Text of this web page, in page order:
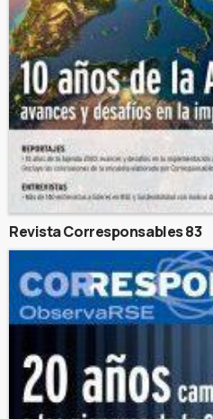
Revista Corresponsables 83